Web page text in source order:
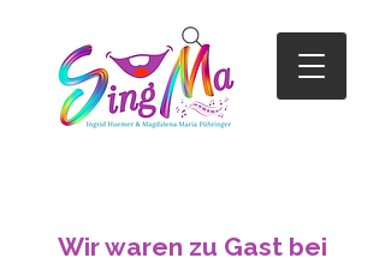
Wir waren zu Gast bei